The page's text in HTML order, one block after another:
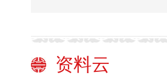
资料云